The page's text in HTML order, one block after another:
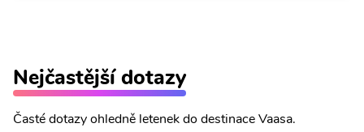
Nejčastější dotazy
Časté dotazy ohledně letenek do destinace Vaasa.